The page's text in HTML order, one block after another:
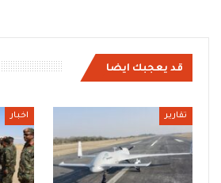
قد يعجبك ايضا
تقارير اخبار